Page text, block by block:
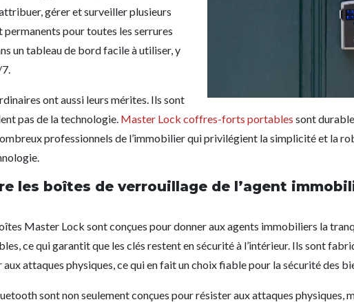
gérer et surveiller plusieurs
permanents pour toutes les serrures
un tableau de bord facile à utiliser, y
ont aussi leurs mérites. Ils sont
pas de la technologie. Master Lock coffres-forts portables sont
professionnels de l’immobilier qui privilégient la simplicité et la
les boîtes de verrouillage de l’agent
Master Lock sont conçues pour donner aux agents immobiliers la
ce qui garantit que les clés restent en sécurité à l’intérieur. Ils sont
attaques physiques, ce qui en fait un choix fiable pour la sécurité des
sont non seulement conçues pour résister aux attaques physiques,